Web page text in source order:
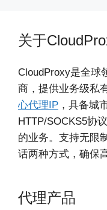
关于
CloudProxy是全球
商，提供业务级私
心代理IP ，具备城
HTTP/SOCKS5协
的业务。支持无限
话两种方式，确保
代理产品